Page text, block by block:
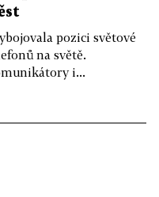
pozici světové
na světě.
i...